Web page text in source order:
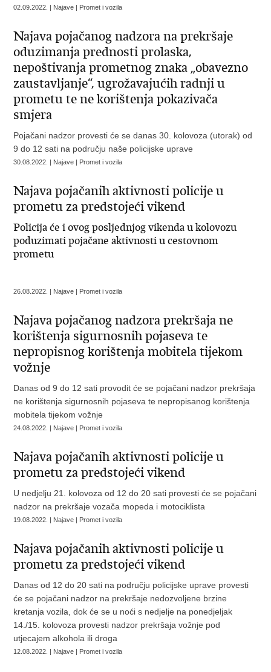
02.09.2022. | Najave | Promet i vozila
Najava pojačanog nadzora na prekršaje
oduzimanja prednosti prolaska,
nepoštivanja prometnog znaka „obavezno
zaustavljanje“, ugrožavajućih radnji u
prometu te ne korištenja pokazivača
smjera
Pojačani nadzor provesti će se danas 30. kolovoza (utorak) od
9 do 12 sati na području naše policijske uprave
30.08.2022. | Najave | Promet i vozila
Najava pojačanih aktivnosti policije u
prometu za predstojeći vikend
Policija će i ovog posljednjog vikenda u kolovozu
poduzimati pojačane aktivnosti u cestovnom
prometu
26.08.2022. | Najave | Promet i vozila
Najava pojačanog nadzora prekršaja ne
korištenja sigurnosnih pojaseva te
nepropisnog korištenja mobitela tijekom
vožnje
Danas od 9 do 12 sati provodit će se pojačani nadzor prekršaja
ne korištenja sigurnosnih pojaseva te nepropisanog korištenja
mobitela tijekom vožnje
24.08.2022. | Najave | Promet i vozila
Najava pojačanih aktivnosti policije u
prometu za predstojeći vikend
U nedjelju 21. kolovoza od 12 do 20 sati provesti će se pojačani
nadzor na prekršaje vozača mopeda i motociklista
19.08.2022. | Najave | Promet i vozila
Najava pojačanih aktivnosti policije u
prometu za predstojeći vikend
Danas od 12 do 20 sati na području policijske uprave provesti
će se pojačani nadzor na prekršaje nedozvoljene brzine
kretanja vozila, dok će se u noći s nedjelje na ponedjeljak
14./15. kolovoza provesti nadzor prekršaja vožnje pod
utjecajem alkohola ili droga
12.08.2022. | Najave | Promet i vozila